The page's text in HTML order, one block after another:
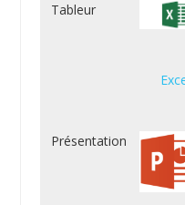
Tableur
Présentation